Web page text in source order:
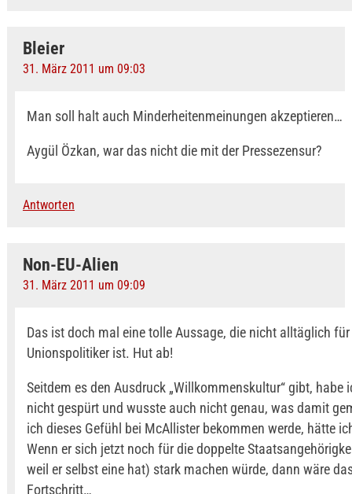
Bleier
31. März 2011 um 09:03
Man soll halt auch Minderheitenmeinungen akzeptieren…
Aygül Özkan, war das nicht die mit der Pressezensur?
Antworten
Non-EU-Alien
31. März 2011 um 09:09
Das ist doch mal eine tolle Aussage, die nicht alltäglich für
Unionspolitiker ist. Hut ab!
Seitdem es den Ausdruck „Willkommenskultur“ gibt, habe
nicht gespürt und wusste auch nicht genau, was damit
ich dieses Gefühl bei McAllister bekommen werde, hätte
Wenn er sich jetzt noch für die doppelte
weil er selbst eine hat) stark machen würde, dann wäre
Fortschritt…